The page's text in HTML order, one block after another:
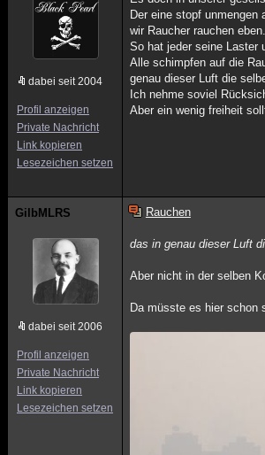
dabei seit 2004
Profil anzeigen
Private Nachricht
Link kopieren
Lesezeichen setzen
Der eine stopf unmengen
wir Raucher rauchen eben.
So hat jeder seine Laster
Alle schimpfen auf die
genau dieser Luft die
Ich nehme soviel
Aber ein wenig freiheit
GilbMLRS
dabei seit 2006
Profil anzeigen
Private Nachricht
Link kopieren
Lesezeichen setzen
Rauchen
das in genau dieser Luft
Aber nicht in der selben
Da müsste es hier schon